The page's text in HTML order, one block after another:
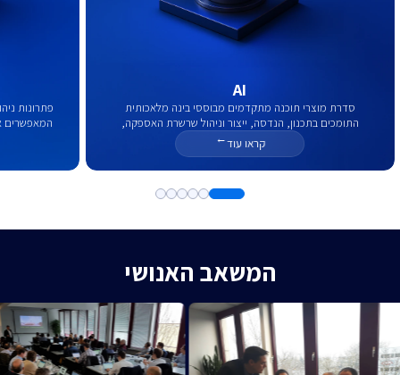
AI
סדרת מוצרי תוכנה מתקדמים מבוססי בינה מלאכותית
התומכים בתכנון, הנדסה, ייצור וניהול שרשרת האספקה,
ומשמשים כמנועים עוצמתיים לשיפור תהליכים וחדשנות עסקית
בעולם הדיגיטלי.
קראו עוד→
המאפשרים
המשאב האנושי